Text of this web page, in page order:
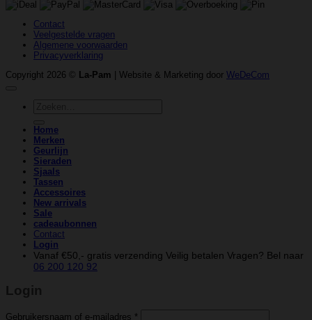
Contact
Veelgestelde vragen
Algemene voorwaarden
Privacyverklaring
Copyright 2026 © La-Pam | Website & Marketing door WeDeCom
Home
Merken
Geurlijn
Sieraden
Sjaals
Tassen
Accessoires
New arrivals
Sale
cadeaubonnen
Contact
Login
Vanaf €50,- gratis verzending Veilig betalen Vragen? Bel naar
06 200 120 92
Login
Gebruikersnaam of e-mailadres *